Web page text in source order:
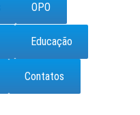
OPO
Educação
Contatos